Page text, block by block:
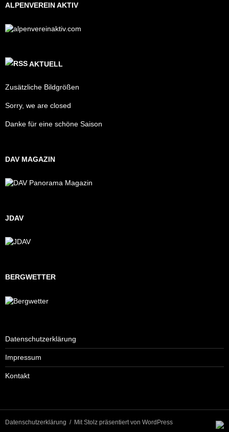
ALPENVEREIN AKTIV
AKTUELL
Zusätzliche Bildgrößen
Sorry, we are closed
Danke für eine schöne Saison
DAV MAGAZIN
JDAV
BERGWETTER
Datenschutzerklärung
Impressum
Kontakt
Datenschutzerklärung Mit Stolz präsentiert von WordPress